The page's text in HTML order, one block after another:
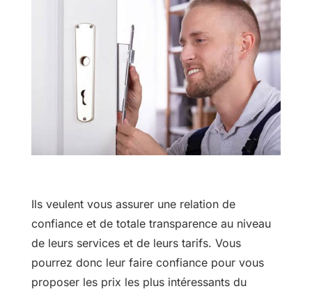
Ils veulent vous assurer une relation de
confiance et de totale transparence au niveau
de leurs services et de leurs tarifs. Vous
pourrez donc leur faire confiance pour vous
proposer les prix les plus intéressants du